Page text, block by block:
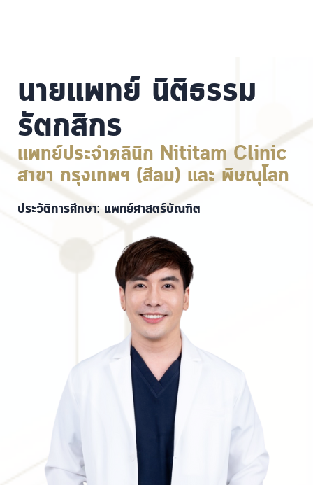
นายแพทย์ นิติธรรม
รัตกสิกร
แพทย์ประจำคลินิก Nititam Clinic
สาขา กรุงเทพฯ (สีลม) และ พิษณุโลก
ประวัติการศึกษา: แพทย์ศาสตร์บัณฑิต